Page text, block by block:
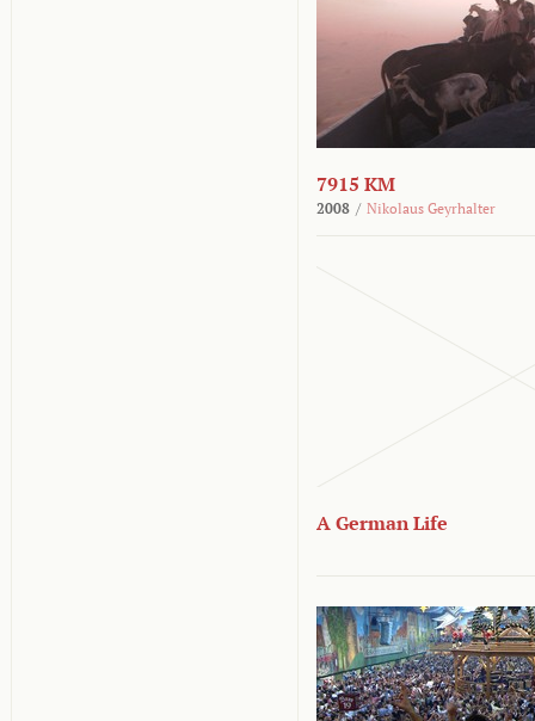
7915 KM
2008 / Nikolaus Geyrhalter
A German Life